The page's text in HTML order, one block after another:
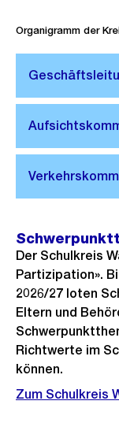
Organigramm der
Der Schulkreis
Partizipation».
2026/27 loten
Eltern und
Richtwerte im
können.
Zum Schulkreis